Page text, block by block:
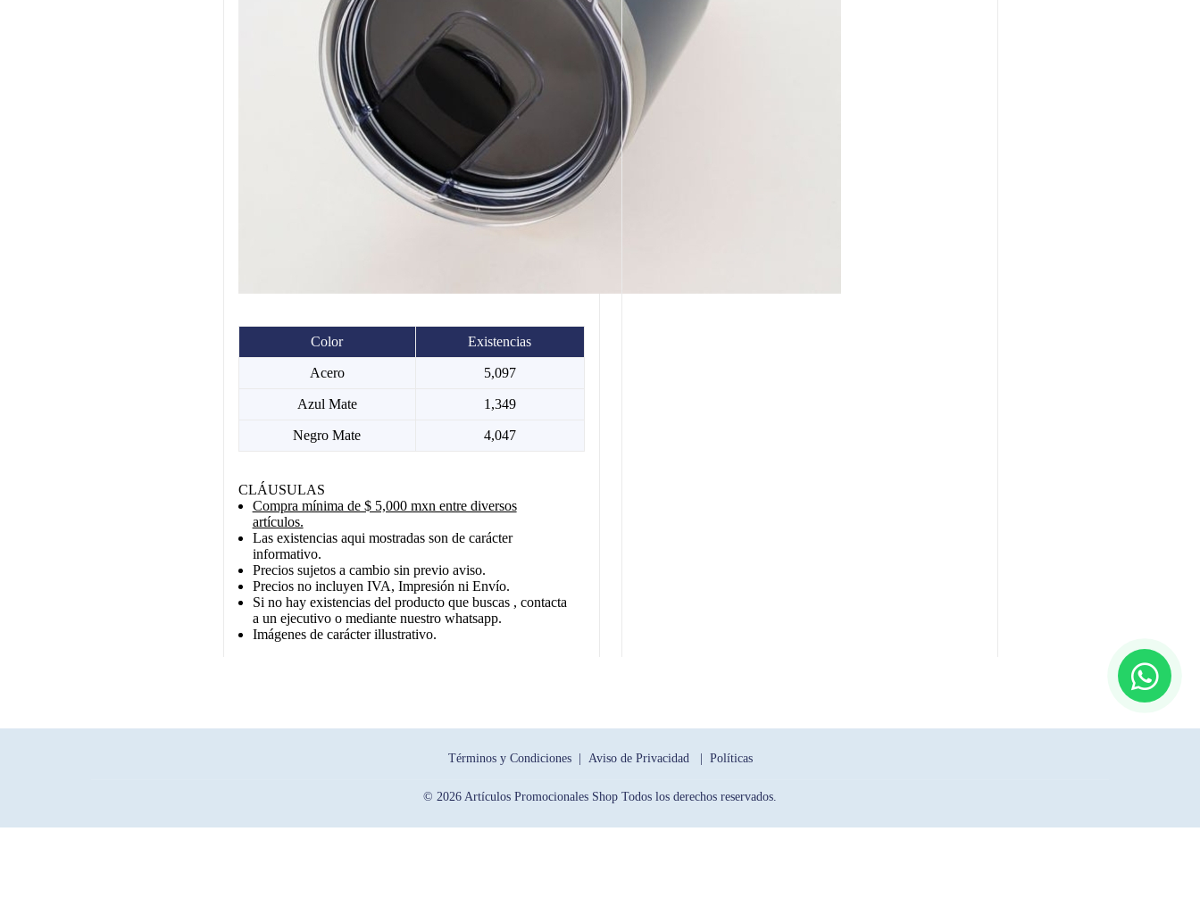
Color Existencias
Acero 5,097
Azul Mate 1,349
Negro Mate 4,047
CLÁUSULAS
Compra mínima de $ 5,000 mxn entre diversos
artículos.
Las existencias aqui mostradas son de carácter
informativo.
Precios sujetos a cambio sin previo aviso.
Precios no incluyen IVA, Impresión ni Envío.
Si no hay existencias del producto que buscas , contacta
a un ejecutivo o mediante nuestro whatsapp.
Imágenes de carácter illustrativo.
Términos y Condiciones | Aviso de Privacidad | Políticas
© 2026 Artículos Promocionales Shop Todos los derechos reservados.